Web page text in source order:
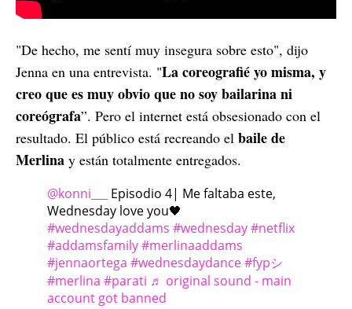
"De hecho, me sentí muy insegura sobre esto", dijo
Jenna en una entrevista. "La coreografié yo misma, y
creo que es muy obvio que no soy bailarina ni
coreógrafa”. Pero el internet está obsesionado con el
resultado. El público está recreando el baile de
Merlina y están totalmente entregados.
@konni___
Episodio 4| Me faltaba este,
Wednesday love you🖤
#wednesdayaddams #wednesday#netflix
#addamsfamily#merlinaaddams
#jennaortega #wednesdaydance#fypシ
#merlina #parati ♬ original sound - main
account got banned